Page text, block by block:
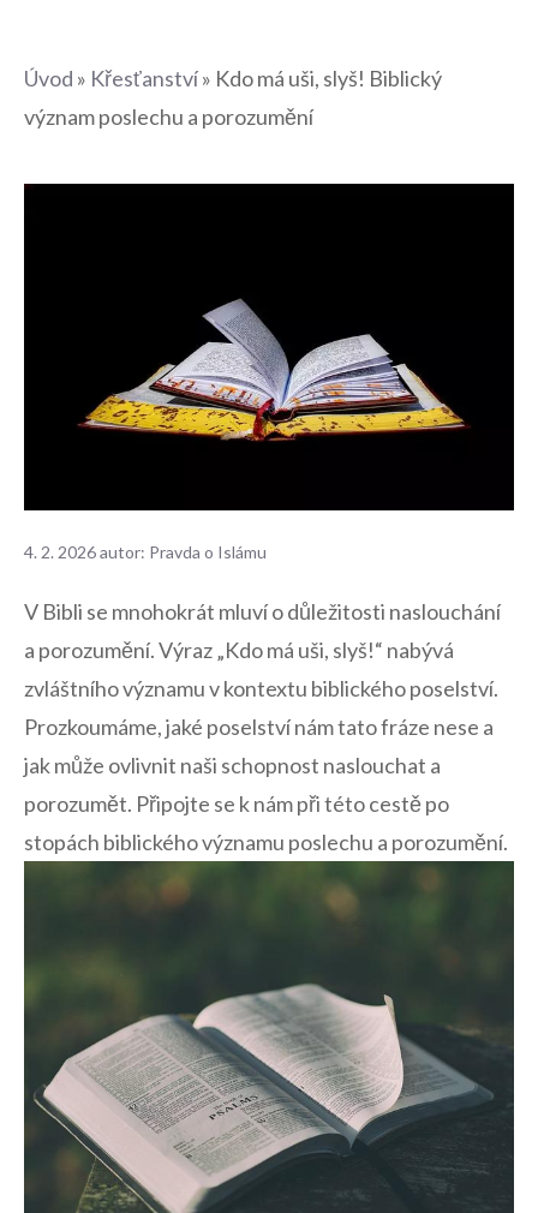
Úvod » Křesťanství» Kdo má uši, slyš! Biblický
význam poslechu a porozumění
4. 2. 2026autor: Pravda o Islámu
V⁣ Bibli se mnohokrát mluví o⁤ důležitosti naslouchání
a porozumění. Výraz „Kdo má uši, ⁤slyš!“ nabývá⁢
zvláštního‍ významu v kontextu biblického poselství.
Prozkoumáme, jaké⁢ poselství nám tato ⁢fráze nese a‍
jak ‌může ovlivnit naši schopnost ​naslouchat a
porozumět. Připojte ⁢se k‍ nám ‍při této cestě po‌
stopách biblického významu poslechu a porozumění.